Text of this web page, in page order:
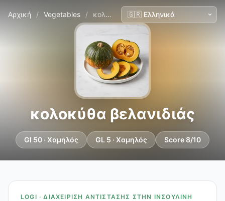
Αρχική / Vegetables / κολοκύθα βελανιδιάς
κολοκύθα βελανιδιάς
GI 50 · Χαμηλός GL 5 · Χαμηλός Score 8/10
LOGI · ΔΙΑΧΕΊΡΙΣΗ ΑΝΤΊΣΤΑΣΗΣ ΣΤΗΝ ΙΝΣΟΥΛΊΝΗ